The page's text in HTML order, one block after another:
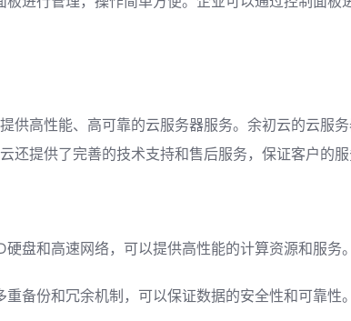
供高性能、高可靠的云服务器服务。余初云的云服
还提供了完善的技术支持和售后服务，保证客户的服
盘和高速网络，可以提供高性能的计算资源和服务。
备份和冗余机制，可以保证数据的安全性和可靠性。